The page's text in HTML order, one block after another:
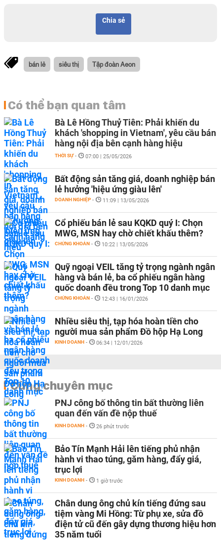
Chia sẻ
bán lẻ siêu thị Tập đoàn Aeon
Có thể bạn quan tâm
Bà Lê Hồng Thuỷ Tiên: Phải khiến du
khách 'shopping in Vietnam', yêu cầu bán
hàng nội địa bên cạnh hàng hiệu
THỜI SỰ - 07:00 | 25/05/2026
Bất động sản tăng giá, doanh nghiệp bán
lẻ hưởng 'hiệu ứng giàu lên'
DOANH NGHIỆP - 11:09 | 13/05/2026
Cổ phiếu bán lẻ sau KQKD quý I: Chọn
MWG, MSN hay chờ chiết khấu thêm?
CHỨNG KHOÁN - 10:22 | 13/05/2026
Quỹ ngoại VEIL tăng tỷ trọng ngành ngân
hàng và bán lẻ, ba cổ phiếu ngân hàng
quốc doanh đều trong Top 10 danh mục
CHỨNG KHOÁN - 12:43 | 16/01/2026
Nhiều siêu thị, tạp hóa hoàn tiền cho
người mua sản phẩm Đồ hộp Hạ Long
KINH DOANH - 06:34 | 12/01/2026
Cùng chuyên mục
PNJ công bố thông tin bất thường liên
quan đến vấn đề nộp thuế
KINH DOANH - 26 phút trước
Bảo Tín Mạnh Hải lên tiếng phủ nhận
hành vi thao túng, găm hàng, đẩy giá,
trục lợi
KINH DOANH - 1 giờ trước
Chân dung ông chủ kín tiếng đứng sau
tiệm vàng Mi Hồng: Từ phụ xe, sửa đồ
điện tử cũ đến gây dựng thương hiệu hơn
35 năm tuổi